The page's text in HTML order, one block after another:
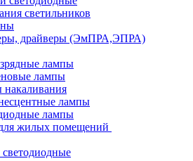
светильников
драйверы (ЭмПРА,ЭПРА)
лампы
лампы
лампы
лампы
жилых помещений